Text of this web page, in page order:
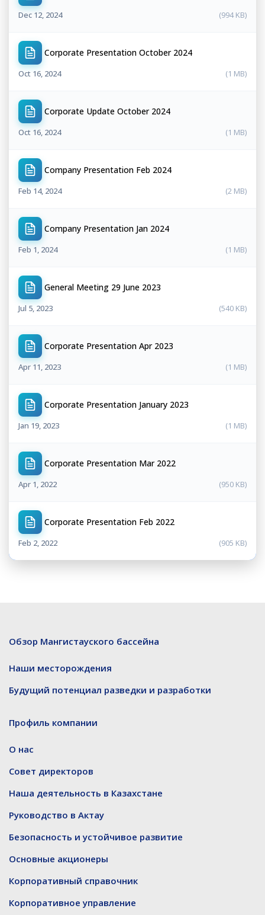
Dec 12, 2024 (994 KB)
Oct 16, 2024
Corporate Presentation October 2024
(1 MB)
Oct 16, 2024
Corporate Update October 2024
(1 MB)
Feb 14, 2024
Company Presentation Feb 2024
(2 MB)
Feb 1, 2024
Company Presentation Jan 2024
(1 MB)
Jul 5, 2023
General Meeting 29 June 2023
(540 KB)
Apr 11, 2023
Corporate Presentation Apr 2023
(1 MB)
Jan 19, 2023
Corporate Presentation January 2023
(1 MB)
Apr 1, 2022
Corporate Presentation Mar 2022
(950 KB)
Feb 2, 2022
Corporate Presentation Feb 2022
(905 KB)
Обзор Мангистауского бассейна
Наши месторождения
Будущий потенциал разведки и разработки
Профиль компании
О нас
Совет директоров
Наша деятельность в Казахстане
Руководство в Актау
Безопасность и устойчивое развитие
Основные акционеры
Корпоративный справочник
Корпоративное управление